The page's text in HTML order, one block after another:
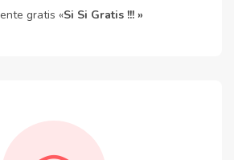
gratis «Si Si Gratis !!! »